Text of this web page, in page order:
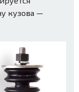
кузова —